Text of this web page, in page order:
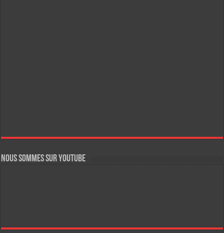
Nous sommes sur YouTube